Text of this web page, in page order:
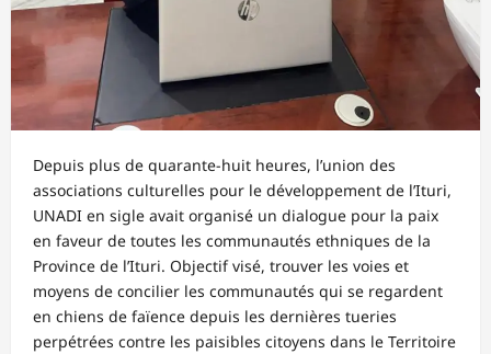
Depuis plus de quarante-huit heures, l’union des
associations culturelles pour le développement de l’Ituri,
UNADI en sigle avait organisé un dialogue pour la paix
en faveur de toutes les communautés ethniques de la
Province de l’Ituri. Objectif visé, trouver les voies et
moyens de concilier les communautés qui se regardent
en chiens de faïence depuis les dernières tueries
perpétrées contre les paisibles citoyens dans le Territoire